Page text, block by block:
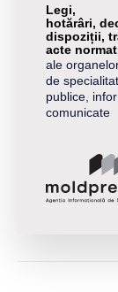
Legi,
hotărâri,
dispoziții,
acte
ale
de
publice,
comunicate